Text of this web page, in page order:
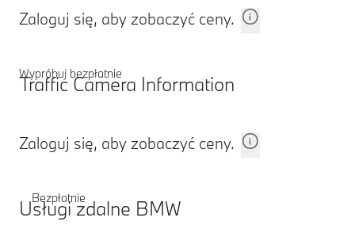
Zaloguj się, aby zobaczyć ceny.
Wypróbuj bezpłatnie
Traffic Camera Information
Zaloguj się, aby zobaczyć ceny.
Bezpłatnie
Usługi zdalne BMW